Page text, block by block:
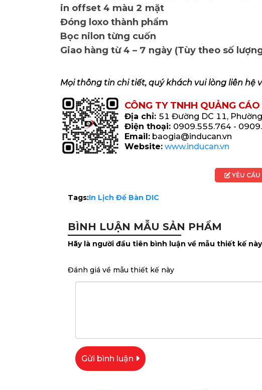
in offset 4 màu 2 mặt
Đóng loxo thành phẩm
Bọc nilon từng cuốn
Giao hàng từ 4 – 7 ngày (Tùy theo số
Mọi thông tin chi tiết, quý khách vui lòng liên hệ
CÔNG TY TNHH QUẢNG
Địa chỉ: 51 Đường DC 11,
Điện thoại: 0909.555.764 -
Email: baogia@inducan.vn
Website: www.inducan.vn
YÊU
Tags:In Lịch Để Bàn DIC
BÌNH LUẬN MẪU SẢN PHẨM
Hãy là người đầu tiên bình luận về mẫu thiết kế này
Đánh giá về mẫu thiết kế này
Gửi bình luận